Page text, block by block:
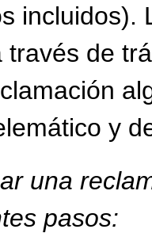
incluidos).
través de
y
una
pasos: